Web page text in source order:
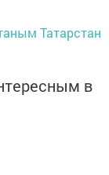
Татарстан
в